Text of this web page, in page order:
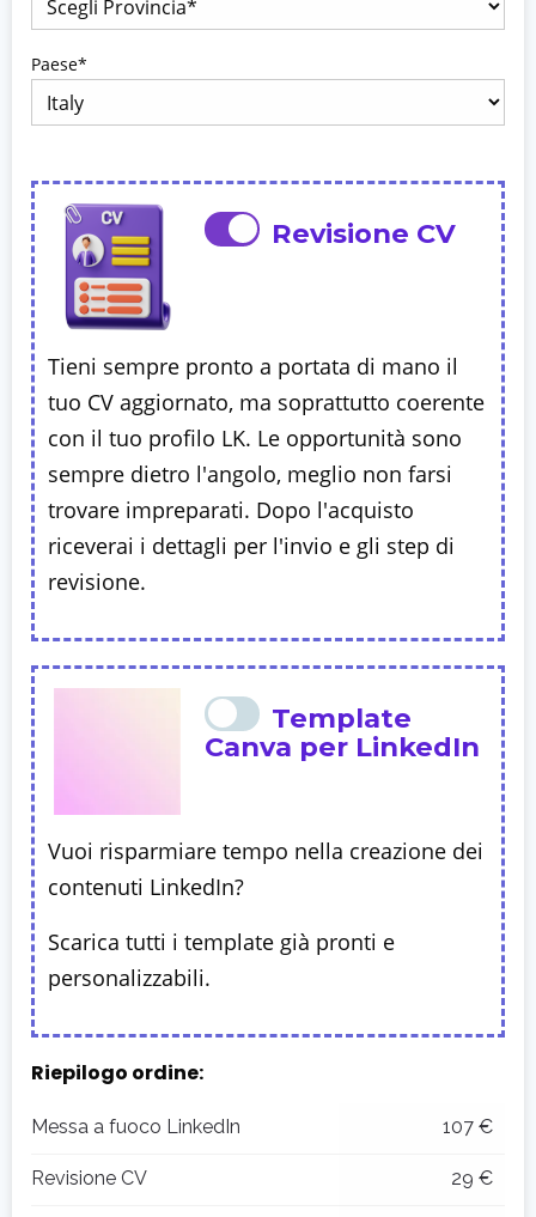
Paese*
Revisione CV
Tieni sempre pronto a portata di mano il
tuo CV aggiornato, ma soprattutto coerente
con il tuo profilo LK. Le opportunità sono
sempre dietro l'angolo, meglio non farsi
trovare impreparati. Dopo l'acquisto
riceverai i dettagli per l'invio e gli step di
revisione.
Template
Canva per LinkedIn
Vuoi risparmiare tempo nella creazione dei
contenuti LinkedIn?
Scarica tutti i template già pronti e
personalizzabili.
Riepilogo ordine:
Messa a fuoco LinkedIn 107 €
Revisione CV 29 €